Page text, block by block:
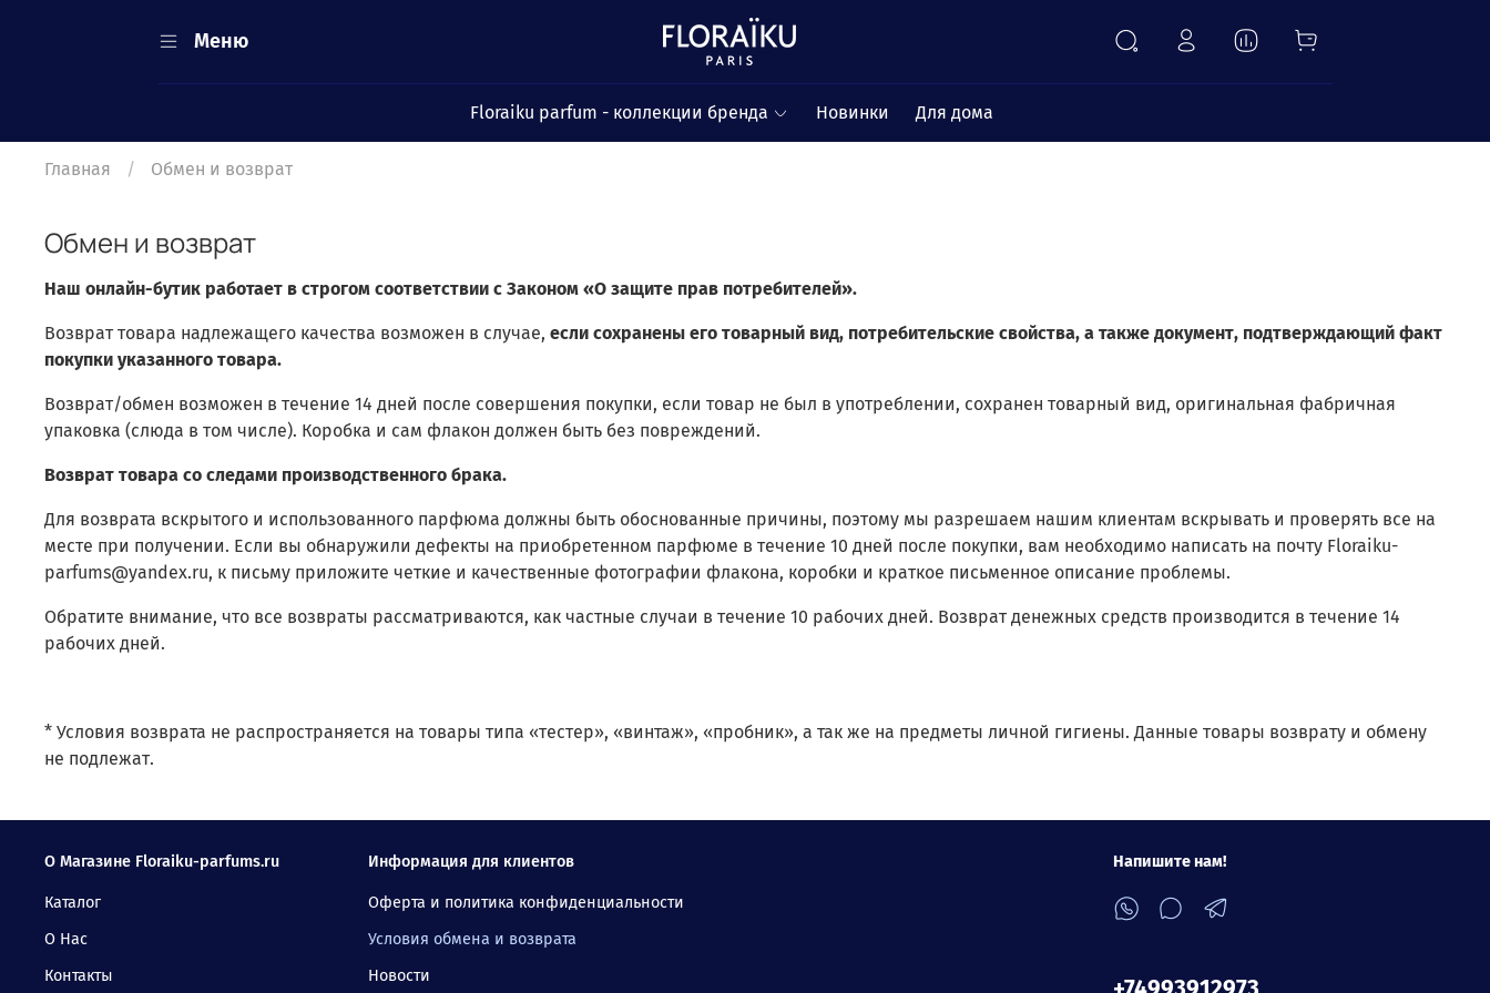
Меню
Floraiku parfum - коллекции бренда Новинки Для дома
Главная Обмен и возврат
Обмен и возврат
Наш онлайн-бутик работает в строгом соответствии с Законом «О защите прав потребителей».
Возврат товара надлежащего качества возможен в случае, если сохранены его товарный вид, потребительские свойства, а также документ, подтверждающий факт
покупки указанного товара.
Возврат/обмен возможен в течение 14 дней после совершения покупки, если товар не был в употреблении, сохранен товарный вид, оригинальная фабричная
упаковка (слюда в том числе). Коробка и сам флакон должен быть без повреждений.
Возврат товара со следами производственного брака.
Для возврата вскрытого и использованного парфюма должны быть обоснованные причины, поэтому мы разрешаем нашим клиентам вскрывать и проверять все на
месте при получении. Если вы обнаружили дефекты на приобретенном парфюме в течение 10 дней после покупки, вам необходимо написать на почту Floraiku-
parfums@yandex.ru, к письму приложите четкие и качественные фотографии флакона, коробки и краткое письменное описание проблемы.
Обратите внимание, что все возвраты рассматриваются, как частные случаи в течение 10 рабочих дней. Возврат денежных средств производится в течение 14
рабочих дней.
* Условия возврата не распространяется на товары типа «тестер», «винтаж», «пробник», а так же на предметы личной гигиены. Данные товары возврату и обмену
не подлежат.
О Магазине Floraiku-parfums.ru
Каталог
О Нас
Контакты
Информация для клиентов
Оферта и политика конфиденциальности
Условия обмена и возврата
Новости
Напишите нам!